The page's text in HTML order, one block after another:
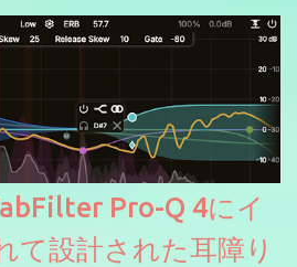
Pro-Q 4にイ
て設計された耳障り